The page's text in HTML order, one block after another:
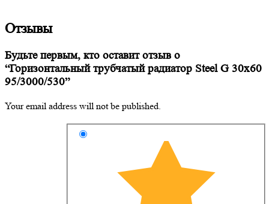
Отзывы
Будьте первым, кто оставит отзыв о
“Горизонтальный трубчатый радиатор Steel G 30х60
95/3000/530”
Your email address will not be published.